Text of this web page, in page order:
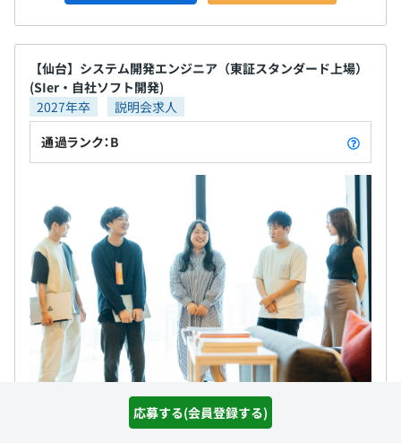
応募する(会員登録する)
【仙台】システム開発エンジニア（東証スタンダード上場）
(SIer・自社ソフト開発)
2027年卒
説明会求人
通過ランク：B